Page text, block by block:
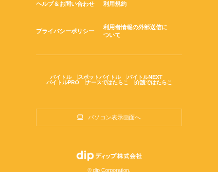
ヘルプ＆お問い合わせ 利用規約
プライバシーポリシー
利用者情報の外部送信に
ついて
バイトル スポットバイトル
バイトルNEXT
バイトルPRO
ナースではたらこ 介護ではたらこ
パソコン表示画面へ
© dip Corporation.